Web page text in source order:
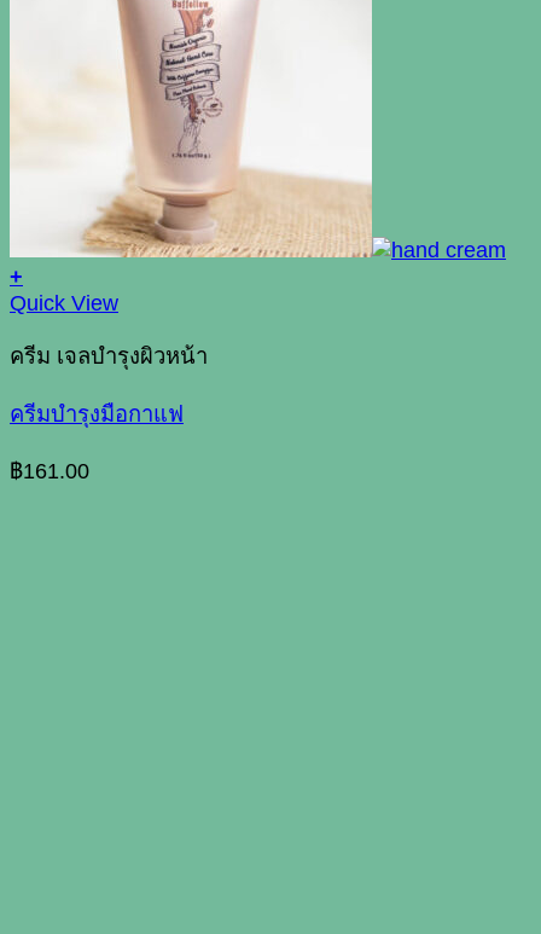
+
Quick View
ครีม เจลบำรุงผิวหน้า
ครีมบำรุงมือกาแฟ
฿161.00